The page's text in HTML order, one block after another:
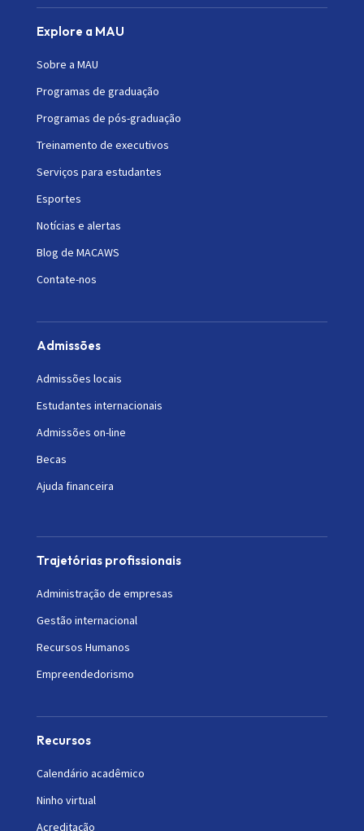
Explore a MAU
Sobre a MAU
Programas de graduação
Programas de pós-graduação
Treinamento de executivos
Serviços para estudantes
Esportes
Notícias e alertas
Blog de MACAWS
Contate-nos
Admissões
Admissões locais
Estudantes internacionais
Admissões on-line
Becas
Ajuda financeira
Trajetórias profissionais
Administração de empresas
Gestão internacional
Recursos Humanos
Empreendedorismo
Recursos
Calendário acadêmico
Ninho virtual
Acreditação